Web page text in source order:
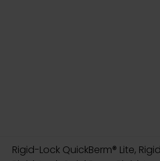
Rigid-Lock QuickBerm® Lite,